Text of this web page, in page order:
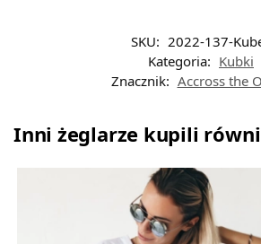
SKU: 2022-137-
Kategoria: Kubki
Znacznik: Accross the
Inni żeglarze kupili